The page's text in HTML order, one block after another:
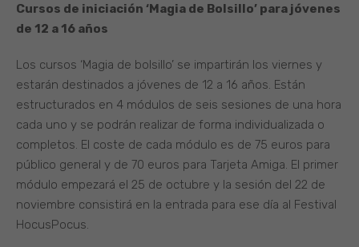
Cursos de iniciación ‘Magia de Bolsillo’ para jóvenes
de 12 a 16 años
Los cursos ‘Magia de bolsillo’ se impartirán los viernes y
estarán destinados a jóvenes de 12 a 16 años. Están
estructurados en 4 módulos de seis sesiones de una hora
cada uno y se podrán realizar de forma individualizada o
completos. El coste de cada módulo es de 75 euros para
público general y de 70 euros para Tarjeta Amiga. El primer
módulo empezará el 25 de octubre y la sesión del 22 de
noviembre consistirá en la entrada para ese día al Festival
HocusPocus.